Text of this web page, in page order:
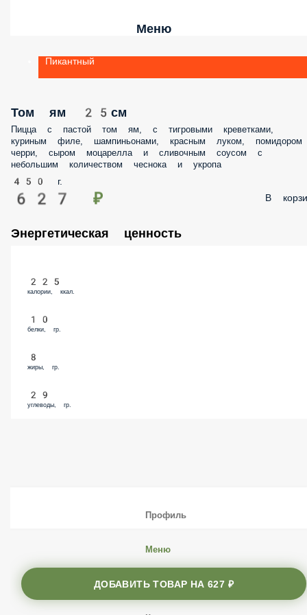
Меню
Пикантный
Том ям 25см
Пицца с пастой том ям, с тигровыми креветками, куриным филе,
шампиньонами, красным луком, помидором черри, сыром
моцарелла и сливочным соусом с небольшим количеством чеснока и
укропа
450 г.
627 ₽ В корзину
Энергетическая ценность
225
калории, ккал.
белки, гр.
жиры, гр.
углеводы, гр.
ДОБАВИТЬ ТОВАР НА627 ₽
Профиль
Меню
Заказы
Корзина